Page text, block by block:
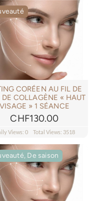
était :
CHF1,375.00.
est :
CORÉEN AU FIL DE
DE COLLAGÈNE « HAUT
VISAGE » 1 SÉANCE
CHF130.00
Views: 0 Total Views: 3518
De saison
De saison